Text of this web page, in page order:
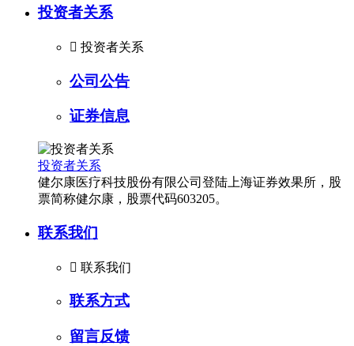
投资者关系
 投资者关系
公司公告
证券信息
投资者关系
健尔康医疗科技股份有限公司登陆上海证券效果所，股
票简称健尔康，股票代码603205。
联系我们
 联系我们
联系方式
留言反馈